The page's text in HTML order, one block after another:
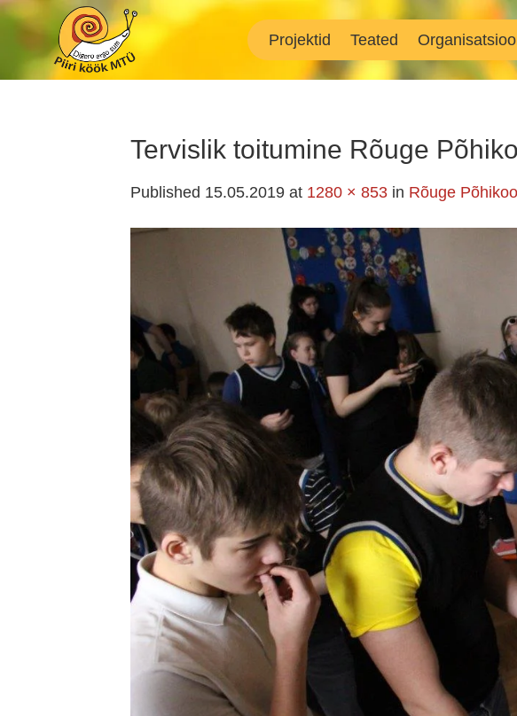
Skip
content
Projektid Teated
Tervislik toitumine Rõuge
Published 15.05.2019 at 1280 × 853 in Rõuge